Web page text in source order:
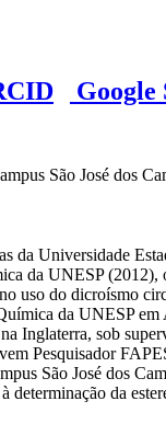
Google
São José dos
da Universidade
da UNESP
do dicroísmo
da UNESP
Inglaterra, sob
Pesquisador
São José dos
determinação da